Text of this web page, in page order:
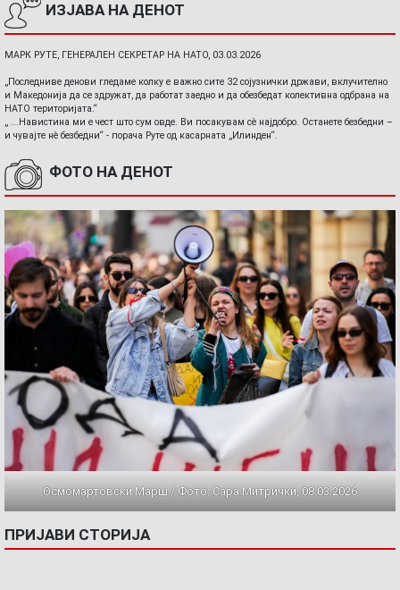
ИЗЈАВА НА ДЕНОТ
МАРК РУТЕ, ГЕНЕРАЛЕН СЕКРЕТАР НА НАТО, 03.03.2026
„Последниве денови гледаме колку е важно сите 32 сојузнички држави, вклучително
и Македонија да се здружат, да работат заедно и да обезбедат колективна одбрана на
НАТО територијата.“
„ ...Навистина ми е чест што сум овде. Ви посакувам сè најдобро. Останете безбедни –
и чувајте нè безбедни“ - порача Руте од касарната „Илинден“.
ФОТО НА ДЕНОТ
Осмомартовски Марш / Фото: Сара Митрички, 08.03.2026
ПРИЈАВИ СТОРИЈА